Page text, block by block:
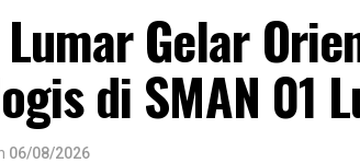
Gelar
di SMAN 01
06/08/2026